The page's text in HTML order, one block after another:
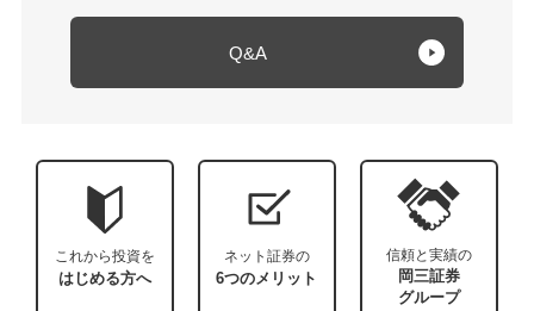
Q&A
これから投資を
はじめる方へ
ネット証券の
6つのメリット
信頼と実績の
岡三証券
グループ